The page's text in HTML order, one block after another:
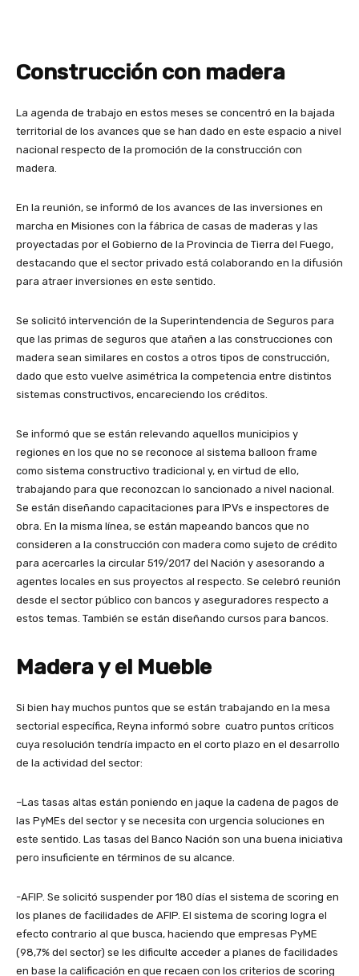
Construcción con madera
La agenda de trabajo en estos meses se concentró en la bajada
territorial de los avances que se han dado en este espacio a nivel
nacional respecto de la promoción de la construcción con
madera.
En la reunión, se informó de los avances de las inversiones en
marcha en Misiones con la fábrica de casas de maderas y las
proyectadas por el Gobierno de la Provincia de Tierra del Fuego,
destacando que el sector privado está colaborando en la difusión
para atraer inversiones en este sentido.
Se solicitó intervención de la Superintendencia de Seguros para
que las primas de seguros que atañen a las construcciones con
madera sean similares en costos a otros tipos de construcción,
dado que esto vuelve asimétrica la competencia entre distintos
sistemas constructivos, encareciendo los créditos.
Se informó que se están relevando aquellos municipios y
regiones en los que no se reconoce al sistema balloon frame
como sistema constructivo tradicional y, en virtud de ello,
trabajando para que reconozcan lo sancionado a nivel nacional.
Se están diseñando capacitaciones para IPVs e inspectores de
obra. En la misma línea, se están mapeando bancos que no
consideren a la construcción con madera como sujeto de crédito
para acercarles la circular 519/2017 del Nación y asesorando a
agentes locales en sus proyectos al respecto. Se celebró reunión
desde el sector público con bancos y aseguradores respecto a
estos temas. También se están diseñando cursos para bancos.
Madera y el Mueble
Si bien hay muchos puntos que se están trabajando en la mesa
sectorial específica, Reyna informó sobre cuatro puntos críticos
cuya resolución tendría impacto en el corto plazo en el desarrollo
de la actividad del sector:
–Las tasas altas están poniendo en jaque la cadena de pagos de
las PyMEs del sector y se necesita con urgencia soluciones en
este sentido. Las tasas del Banco Nación son una buena iniciativa
pero insuficiente en términos de su alcance.
-AFIP. Se solicitó suspender por 180 días el sistema de scoring en
los planes de facilidades de AFIP. El sistema de scoring logra el
efecto contrario al que busca, haciendo que empresas PyME
(98,7% del sector) se les dificulte acceder a planes de facilidades
en base la calificación en que recaen con los criterios de scoring